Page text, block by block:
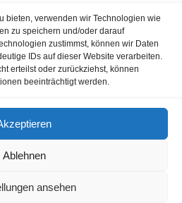
bieten, verwenden wir Technologien wie
zu speichern und/oder darauf
zustimmst, können wir Daten
IDs auf dieser Website verarbeiten.
erteilst oder zurückziehst, können
beeinträchtigt werden.
Ablehnen
ansehen